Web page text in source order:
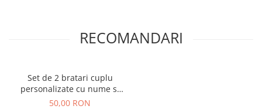
Comandă acum și adu un zâmbet pe fața șoferului
RECOMANDARI
Set de 2 bratari cuplu
personalizate cu nume si
data, gravate pe dreptunghi
50,00 RON